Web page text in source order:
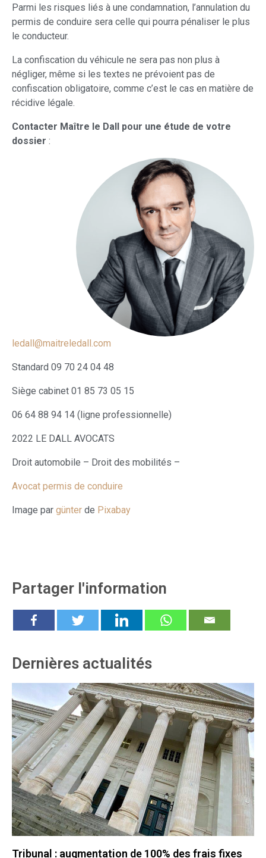
Parmi les risques liés à une condamnation, l’annulation du
permis de conduire sera celle qui pourra pénaliser le plus
le conducteur.
La confiscation du véhicule ne sera pas non plus à
négliger, même si les textes ne prévoient pas de
confiscation obligatoire, comme c’est le cas en matière de
récidive légale.
Contacter Maître le Dall pour une étude de votre
dossier :
ledall@maitreledall.com
Standard 09 70 24 04 48
Siège cabinet 01 85 73 05 15
06 64 88 94 14 (ligne professionnelle)
2022 LE DALL AVOCATS
Droit automobile – Droit des mobilités –
Avocat permis de conduire
Image par günter de Pixabay
Partager l'information
Dernières actualités
Tribunal : augmentation de 100% des frais fixes